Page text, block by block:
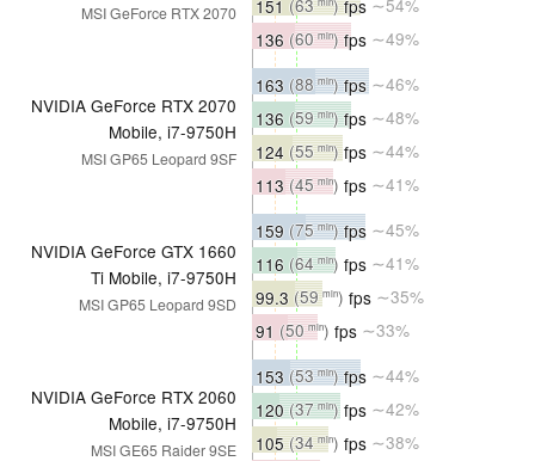
MSI GeForce RTX 2070
151 (63 )fps ∼54%
136 (60 min) fps ∼49%
NVIDIA GeForce RTX 2070
Mobile, i7-9750H
MSI GP65 Leopard 9SF
163 (88 min)fps∼46%
136 (59 min)fps ∼48%
124 (55 min)fps ∼44%
113 (45 min) fps ∼41%
NVIDIA GeForce GTX 1660
Ti Mobile, i7-9750H
MSI GP65 Leopard 9SD
159 (75 min)fps ∼45%
116 (64 min) fps ∼41%
99.3 (59 min) fps ∼35%
91 (50 min) fps ∼33%
NVIDIA GeForce RTX 2060
Mobile, i7-9750H
MSI GE65 Raider 9SE
153 (53 min)fps ∼44%
120(37 min)fps ∼42%
105(34 min) fps ∼38%